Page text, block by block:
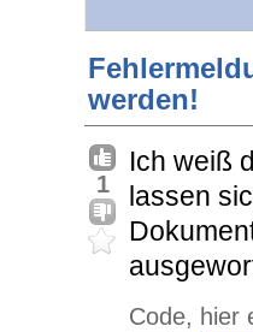
werden!
1
Ich weiß
lassen
Code, hier